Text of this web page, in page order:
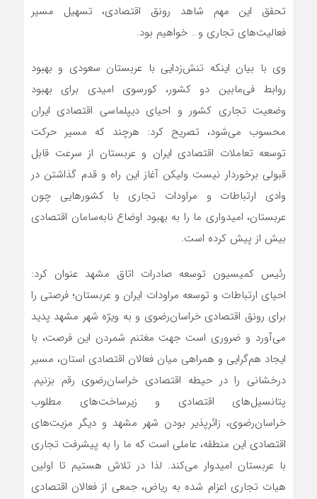
تحقق این مهم شاهد رونق اقتصادی، تسهیل مسیر
فعالیت‌های تجاری و… خواهیم بود.
وی با بیان اینکه تنش‌زدایی با عربستان سعودی و بهبود
روابط فی‌مابین دو کشور، کورسوی امیدی برای بهبود
وضعیت تجاری کشور و احیای دیپلماسی اقتصادی ایران
محسوب می‌شود، تصریح کرد: هرچند که مسیر حرکت
توسعه تعاملات اقتصادی ایران و عربستان از سرعت قابل
قبولی برخوردار نیست ولیکن آغاز این راه و قدم گذاشتن در
وادی ارتباطات و مراودات تجاری با کشورهایی چون
عربستان، امیدواری ما را به بهبود اوضاع نابه‌سامان اقتصادی
بیش از پیش کرده است.
رئیس کمیسیون توسعه صادرات اتاق مشهد عنوان کرد:
احیای ارتباطات و توسعه مراودات ایران و عربستان؛ فرصتی را
برای رونق اقتصادی خراسان‌رضوی و به ویژه شهر مشهد پدید
می‌آورد و ضروری است جهت مغتنم شمردن این فرصت، با
ایجاد هم‌گرایی و همراهی میان فعالان اقتصادی استان، مسیر
درخشانی را در حیطه اقتصادی خراسان‌رضوی رقم بزنیم.
پتانسیل‌های اقتصادی و زیرساخت‌های مطلوب
خراسان‌رضوی، زائرپذیر بودن شهر مشهد و دیگر مزیت‌های
اقتصادی این منطقه، عاملی است که ما را به پیشرفت تجاری
با عربستان امیدوار می‌کند. لذا در تلاش هستیم تا اولین
هیات تجاری اعزام شده به ریاض، جمعی از فعالان اقتصادی